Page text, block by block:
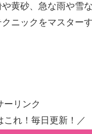
黄砂、急な雨や雪
ニックをマスター
ーリンク
これ！毎日更新！／